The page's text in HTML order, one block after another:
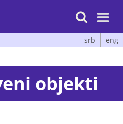

srb eng
objekti